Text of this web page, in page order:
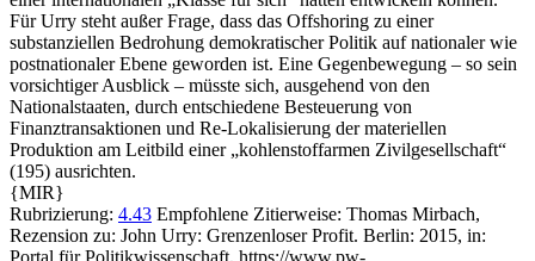
Für Urry steht außer Frage, dass das Offshoring zu einer
substanziellen Bedrohung demokratischer Politik auf nationaler wie
postnationaler Ebene geworden ist. Eine Gegenbewegung – so sein
vorsichtiger Ausblick – müsste sich, ausgehend von den
Nationalstaaten, durch entschiedene Besteuerung von
Finanztransaktionen und Re‑Lokalisierung der materiellen
Produktion am Leitbild einer „kohlenstoffarmen Zivilgesellschaft“
(195) ausrichten.
{MIR}
Rubrizierung: 4.43 Empfohlene Zitierweise: Thomas Mirbach,
Rezension zu: John Urry: Grenzenloser Profit. Berlin: 2015, in:
Portal für Politikwissenschaft, https://www.pw-